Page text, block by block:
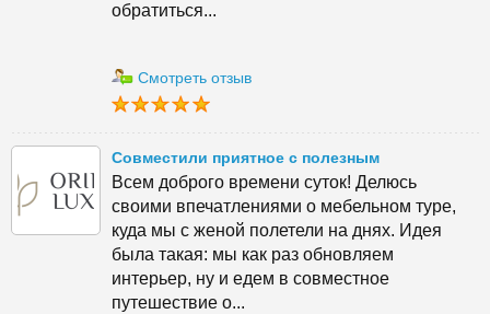
обратиться...
Смотреть отзыв
Совместили приятное с полезным
Всем доброго времени суток! Делюсь
своими впечатлениями о мебельном туре,
куда мы с женой полетели на днях. Идея
была такая: мы как раз обновляем
интерьер, ну и едем в совместное
путешествие о...